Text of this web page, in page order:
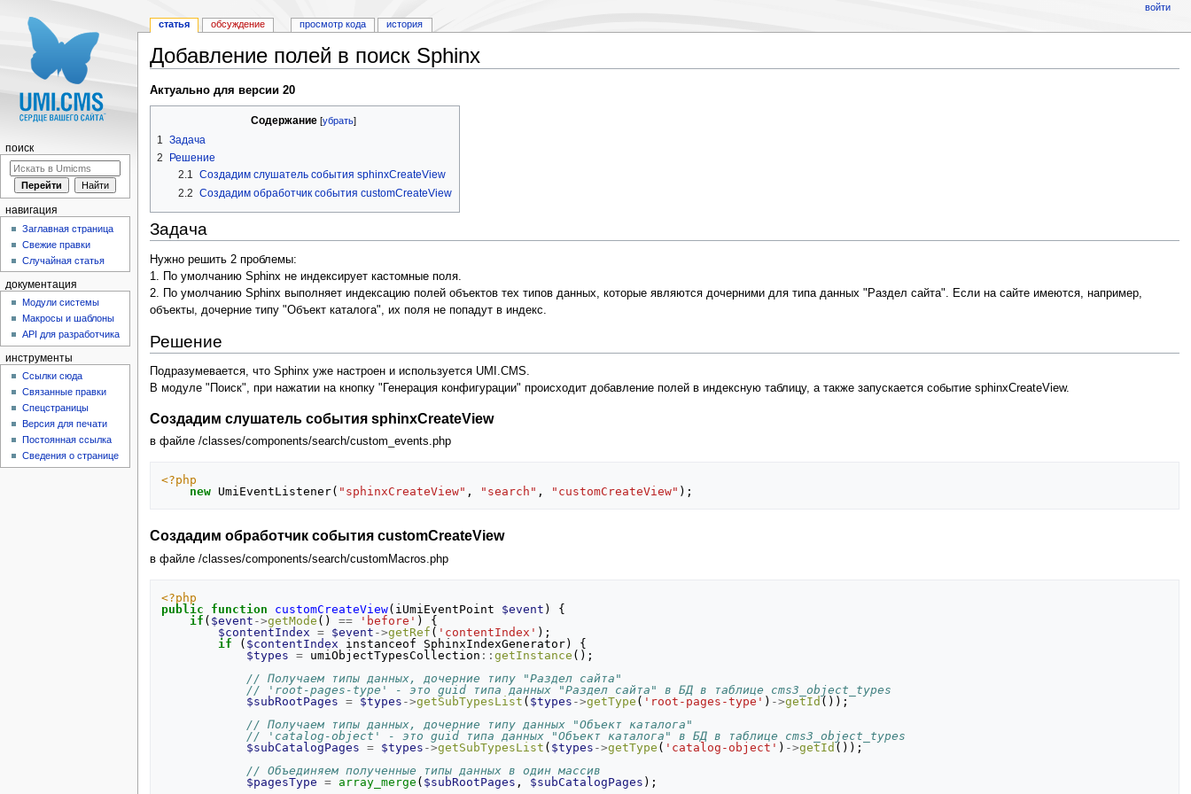
Добавление полей в поиск Sphinx
Актуально для версии 20
Содержание[убрать]
1 Задача
2
Решение
2.1 Создадим слушатель события sphinxCreateView
2.2 Создадим обработчик события customCreateView
Задача
Нужно решить 2 проблемы:
1. По умолчанию Sphinx не индексирует кастомные поля.
2. По умолчанию Sphinx выполняет индексацию полей объектов тех типов данных, которые являются дочерними для типа данных "Раздел сайта". Если на сайте имеются, например,
объекты, дочерние типу "Объект каталога", их поля не попадут в индекс.
Решение
Подразумевается, что Sphinx уже настроен и используется UMI.CMS.
В модуле "Поиск", при нажатии на кнопку "Генерация конфигурации" происходит добавление полей в индексную таблицу, а также запускается событие sphinxCreateView.
Создадим слушатель события sphinxCreateView
в файле /classes/components/search/custom_events.php
<?php
new UmiEventListener( "sphinxCreateView" , "search" , "customCreateView" );
Создадим обработчик события customCreateView
в файле /classes/components/search/customMacros.php
<?php
public
function customCreateView( iUmiEventPoint $event )
{
if ( $event ->getMode () == 'before' )
{
$contentIndex
= $event ->getRef ( 'contentIndex' );
if
( $contentIndex instanceof SphinxIndexGenerator)
{
$types
= umiObjectTypesCollection ::getInstance ();
// Получаем типы данных, дочерние типу "Раздел сайта"
// 'root-pages-type' - это guid типа данных "Раздел сайта" в БД в таблице cms3_object_types
$subRootPages
= $types ->getSubTypesList ( $types ->getType ( 'root-pages-type' ) ->getId());
// Получаем типы данных, дочерние типу данных "Объект каталога"
// 'catalog-object' - это guid типа данных "Объект каталога" в БД в таблице cms3_object_types
$subCatalogPages
= $types ->getSubTypesList ( $types ->getType ( 'catalog-object' ) ->getId());
// Объединяем полученные типы данных в один массив
$pagesType
= array_merge ( $subRootPages , $subCatalogPages );
статья обсуждение просмотр кода история
войти
поиск
навигация
Заглавная страница
Свежие правки
Случайная статья
документация
Модули системы
Макросы и шаблоны
API для разработчика
инструменты
Ссылки сюда
Связанные правки
Спецстраницы
Версия для печати
Постоянная ссылка
Сведения о странице